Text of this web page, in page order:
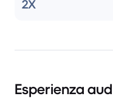
2X
Esperienza